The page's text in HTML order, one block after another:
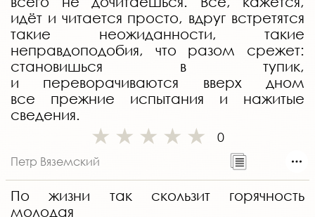
идёт и читается просто, вдруг встретятся
такие неожиданности, такие
неправдоподобия, что разом срежет:
становишься в тупик,
и переворачиваются вверх дном
все прежние испытания и нажитые
сведения.
0
Петр Вяземский
По жизни так скользит горячность
молодая